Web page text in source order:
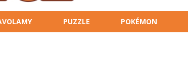
PUZZLE POKÉMON